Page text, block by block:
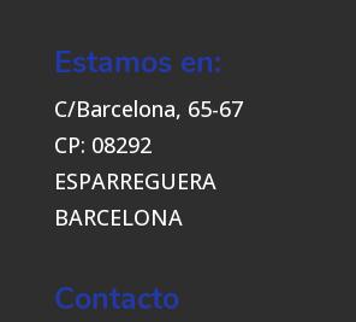
Estamos en:
C/Barcelona, 65-67
CP: 08292
ESPARREGUERA
BARCELONA
Contacto